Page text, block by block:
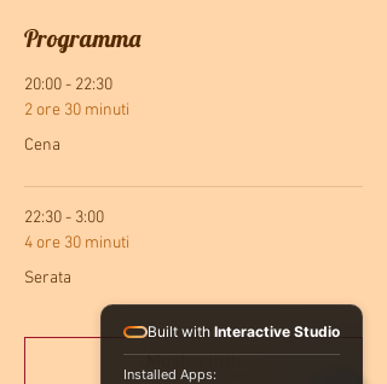
Programma
20:00 - 22:30
2 ore 30 minuti
Cena
22:30 - 3:00
4 ore 30 minuti
Serata
Mostra tutti
Built with Interactive Studio
Installed Apps: